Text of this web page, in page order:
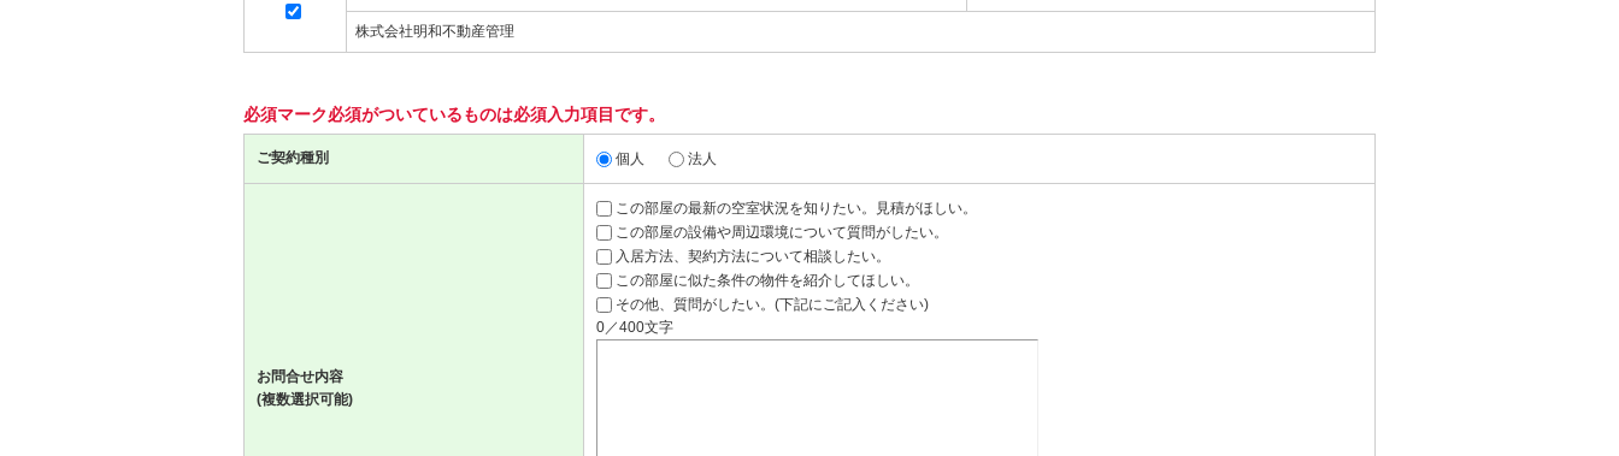
株式会社明和不動産管理
必須マーク必須がついているものは必須入力項目です。
ご契約種別 個人 法人
お問合せ内容
(複数選択可能)
この部屋の最新の空室状況を知りたい。見積がほしい。
この部屋の設備や周辺環境について質問がしたい。
入居方法、契約方法について相談したい。
この部屋に似た条件の物件を紹介してほしい。
その他、質問がしたい。(下記にご記入ください)
0／400文字